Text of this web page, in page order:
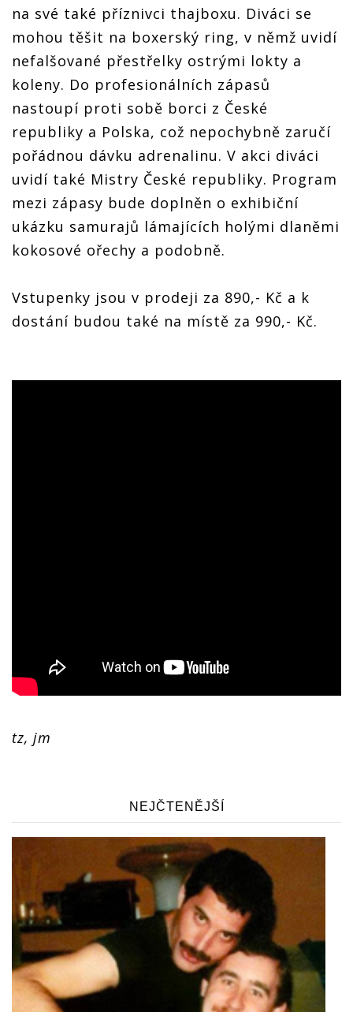
na své také příznivci thajboxu. Diváci se
mohou těšit na boxerský ring, v němž uvidí
nefalšované přestřelky ostrými lokty a
koleny. Do profesionálních zápasů
nastoupí proti sobě borci z České
republiky a Polska, což nepochybně zaručí
pořádnou dávku adrenalinu. V akci diváci
uvidí také Mistry České republiky. Program
mezi zápasy bude doplněn o exhibiční
ukázku samurajů lámajících holými dlaněmi
kokosové ořechy a podobně.
Vstupenky jsou v prodeji za 890,- Kč a k
dostání budou také na místě za 990,- Kč.
tz, jm
NEJČTENĚJŠÍ